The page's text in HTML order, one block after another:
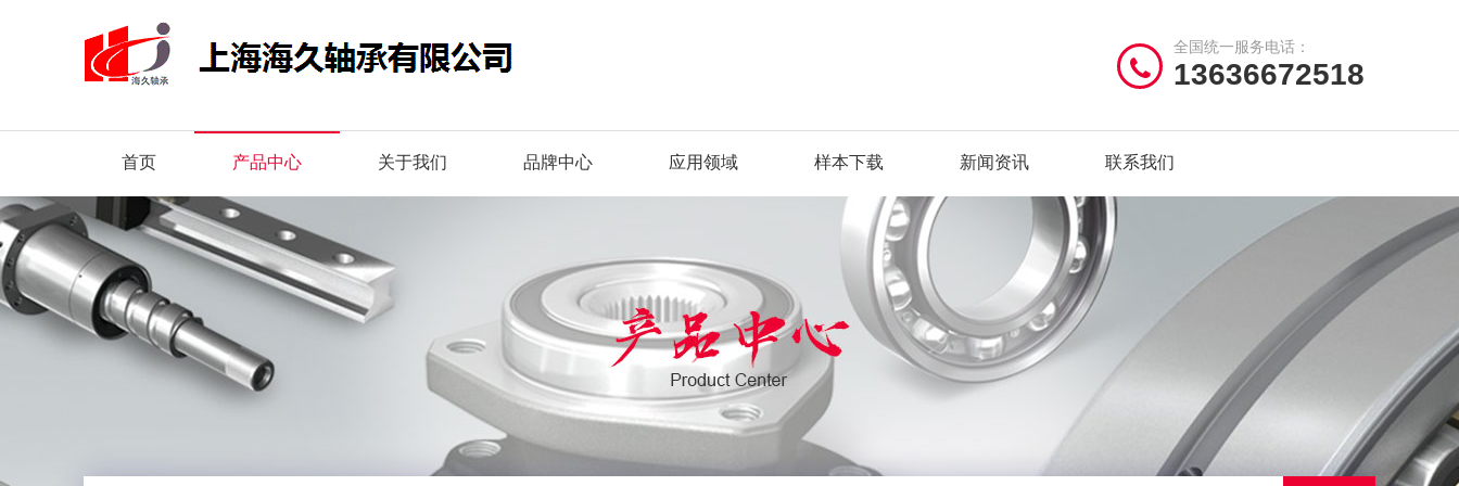
全国统一服务电话：
13636672518
首页 产品中心 关于我们 品牌中心 应用领域 样本下载 新闻资讯 联系我们